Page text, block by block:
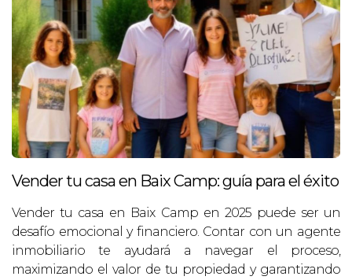
Vender tu casa en Baix Camp: guía para el éxito
Vender tu casa en Baix Camp en 2025 puede ser un
desafío emocional y financiero. Contar con un agente
inmobiliario te ayudará a navegar el proceso,
maximizando el valor de tu propiedad y garantizando